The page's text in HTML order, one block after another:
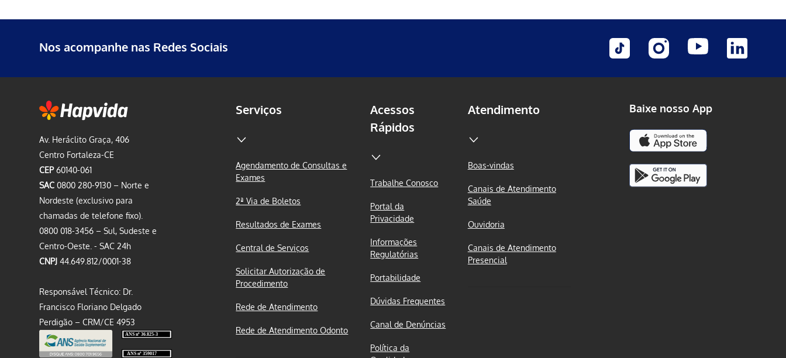
Nos acompanhe nas Redes Sociais
Av. Heráclito Graça, 406
Centro Fortaleza-CE
CEP60140-061
SAC0800 280-9130 – Norte e
Nordeste (exclusivo para
chamadas de telefone fixo).
0800 018-3456 – Sul, Sudeste e
Centro-Oeste. - SAC 24h
CNPJ44.649.812/0001-38
Responsável Técnico: Dr.
Francisco Floriano Delgado
Perdigão – CRM/CE 4953
Serviços
Agendamento de Consultas e
Exames
2ª Via de Boletos
Resultados de Exames
Central de Serviços
Solicitar Autorização de
Procedimento
Rede de Atendimento
Rede de Atendimento Odonto
Acessos
Rápidos
Trabalhe Conosco
Portal da
Privacidade
Informações
Regulatórias
Portabilidade
Dúvidas Frequentes
Canal de Denúncias
Política da
Atendimento
Boas-vindas
Canais de Atendimento
Saúde
Ouvidoria
Canais de Atendimento
Presencial
Baixe nosso App